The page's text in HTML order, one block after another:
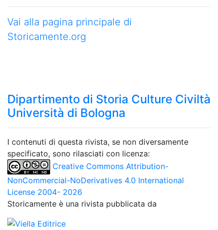
Vai alla pagina principale di
Storicamente.org
Dipartimento di Storia Culture Civiltà
Università di Bologna
I contenuti di questa rivista, se non diversamente
specificato, sono rilasciati con licenza:
Creative Commons Attribution-
NonCommercial-NoDerivatives 4.0 International
License 2004- 2026
Storicamente è una rivista pubblicata da